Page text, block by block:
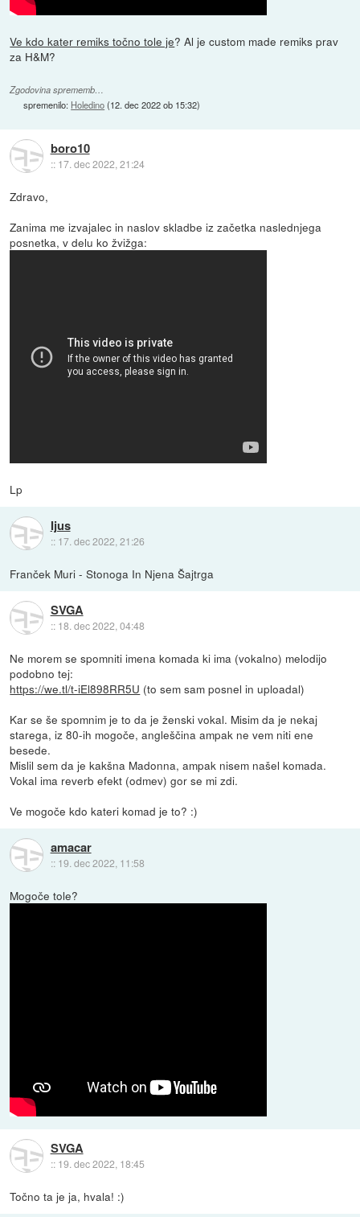
Ve kdo kater remiks točno tole je? Al je custom made remiks prav
za H&M?
Zgodovina sprememb…
spremenilo: Holedino(12. dec 2022 ob 15:32)
boro10
:: 17. dec 2022, 21:24
Zdravo,
Zanima me izvajalec in naslov skladbe iz začetka naslednjega
posnetka, v delu ko žvižga:
Lp
Ijus
:: 17. dec 2022, 21:26
Franček Muri - Stonoga In Njena Šajtrga
SVGA
:: 18. dec 2022, 04:48
Ne morem se spomniti imena komada ki ima (vokalno) melodijo
podobno tej:
https://we.tl/t-iEl898RR5U (to sem sam posnel in uploadal)
Kar se še spomnim je to da je ženski vokal. Misim da je nekaj
starega, iz 80-ih mogoče, angleščina ampak ne vem niti ene
besede.
Mislil sem da je kakšna Madonna, ampak nisem našel komada.
Vokal ima reverb efekt (odmev) gor se mi zdi.
Ve mogoče kdo kateri komad je to? :)
amacar
:: 19. dec 2022, 11:58
Mogoče tole?
SVGA
:: 19. dec 2022, 18:45
Točno ta je ja, hvala! :)